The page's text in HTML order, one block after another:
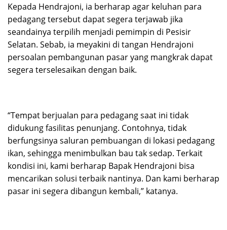
Kepada Hendrajoni, ia berharap agar keluhan para
pedagang tersebut dapat segera terjawab jika
seandainya terpilih menjadi pemimpin di Pesisir
Selatan. Sebab, ia meyakini di tangan Hendrajoni
persoalan pembangunan pasar yang mangkrak dapat
segera terselesaikan dengan baik.
“Tempat berjualan para pedagang saat ini tidak
didukung fasilitas penunjang. Contohnya, tidak
berfungsinya saluran pembuangan di lokasi pedagang
ikan, sehingga menimbulkan bau tak sedap. Terkait
kondisi ini, kami berharap Bapak Hendrajoni bisa
mencarikan solusi terbaik nantinya. Dan kami berharap
pasar ini segera dibangun kembali,” katanya.